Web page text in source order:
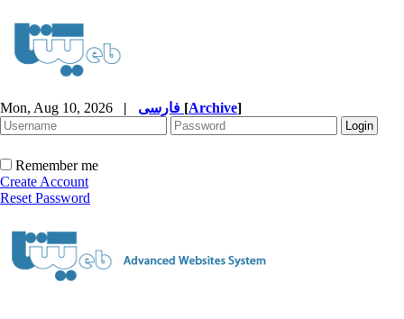
Mon, Aug 10, 2026 | [Archive]
Remember me
Create Account
Reset Password